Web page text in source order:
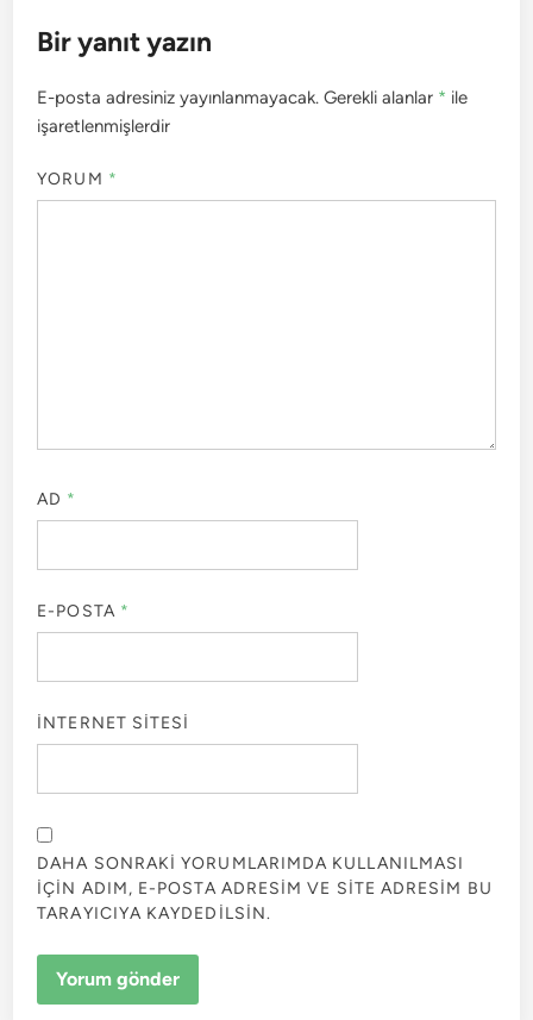
Bir yanıt yazın
E-posta adresiniz yayınlanmayacak. Gerekli alanlar * ile
işaretlenmişlerdir
YORUM *
AD *
E-POSTA *
İNTERNET SITESI
DAHA SONRAKI YORUMLARIMDA KULLANILMASI
IÇIN ADIM, E-POSTA ADRESIM VE SITE ADRESIM BU
TARAYICIYA KAYDEDILSIN.